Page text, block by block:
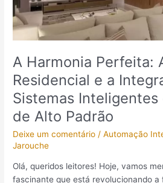
A Harmonia Perfeita:
Residencial e a
Sistemas
de Alto Padrão
Deixe um comentário /Automação
Jarouche
Olá, queridos leitores! Hoje, vamos
fascinante que está revolucionando
Integração
de
Sistemas
em
Projetos
de
Alto
Padrão